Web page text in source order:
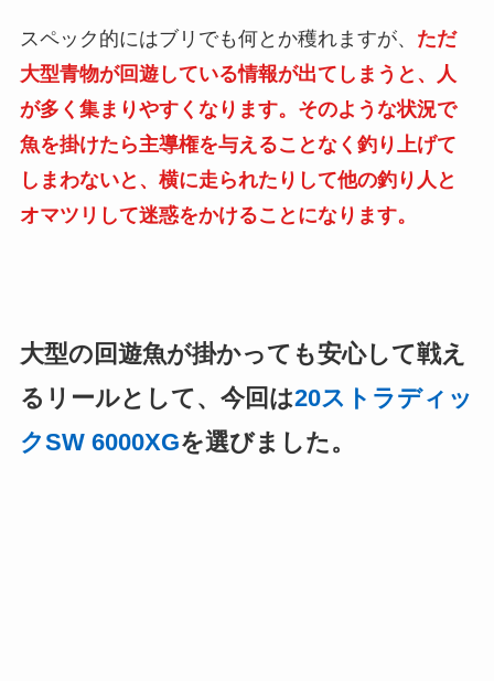
スペック的にはブリでも何とか穫れますが、 ただ
大型青物が回遊している情報が出てしまうと、人
が多く集まりやすくなります。そのような状況で
魚を掛けたら主導権を与えることなく釣り上げて
しまわないと、横に走られたりして他の釣り人と
オマツリして迷惑をかけることになります。
大型の回遊魚が掛かっても安心して戦え
るリールとして、今回は20ストラディッ
クSW 6000XGを選びました。